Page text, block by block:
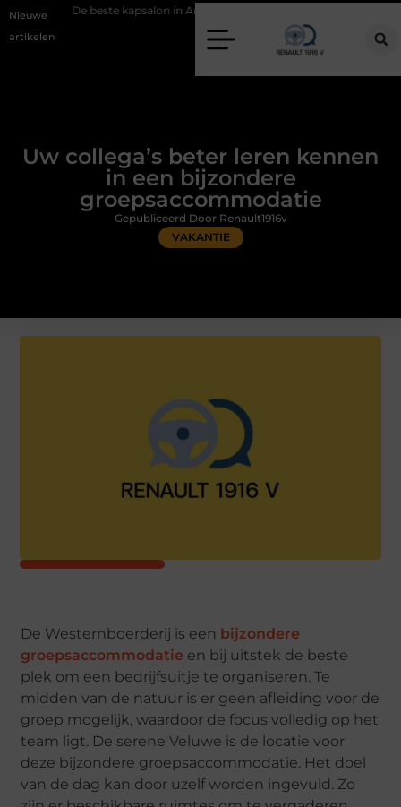
Nieuwe
artikelen
kapsalon in Arnhem: meer dan alleen een knipbeurt
Uw collega’s beter leren kennen
in een bijzondere
groepsaccommodatie
VAKANTIE
Gepubliceerd Door Renault1916v
De Westernboerderij is een bijzondere
groepsaccommodatie en bij uitstek de beste
plek om een bedrijfsuitje te organiseren. Te
midden van de natuur is er geen afleiding voor de
groep mogelijk, waardoor de focus volledig op het
team ligt. De serene Veluwe is de locatie voor
deze bijzondere groepsaccommodatie. Het doel
van de dag kan door uzelf worden ingevuld. Zo